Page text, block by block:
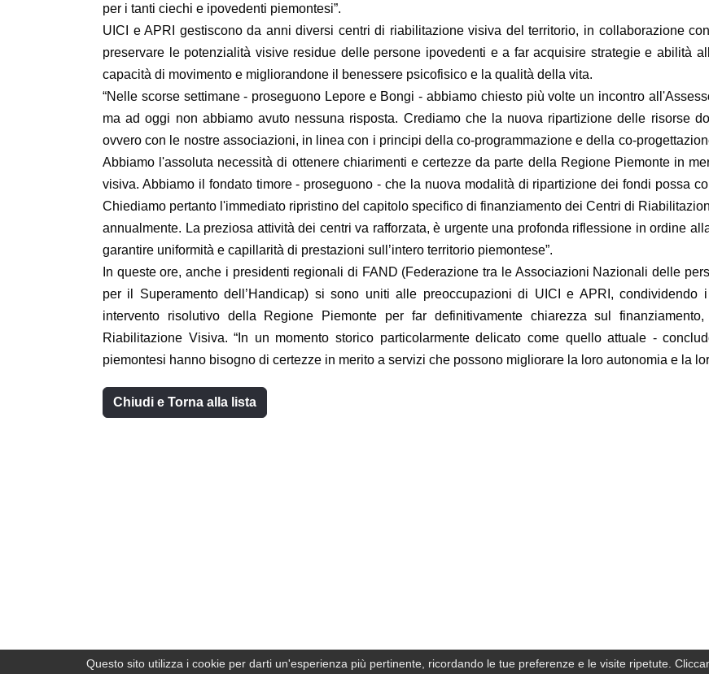
per i tanti ciechi e ipovedenti piemontesi”.
UICI e APRI gestiscono da anni diversi centri di riabilitazione visiva del territorio, in collaborazione
preservare le potenzialità visive residue delle persone ipovedenti e a far acquisire strategie e abilità
capacità di movimento e migliorandone il benessere psicofisico e la qualità della vita.
“Nelle scorse settimane - proseguono Lepore e Bongi - abbiamo chiesto più volte un incontro
ma ad oggi non abbiamo avuto nessuna risposta. Crediamo che la nuova ripartizione delle risorse
ovvero con le nostre associazioni, in linea con i principi della co-programmazione e della co-
Abbiamo l'assoluta necessità di ottenere chiarimenti e certezze da parte della Regione Piemonte in
visiva. Abbiamo il fondato timore - proseguono - che la nuova modalità di ripartizione dei fondi possa
Chiediamo pertanto l'immediato ripristino del capitolo specifico di finanziamento dei Centri di
annualmente. La preziosa attività dei centri va rafforzata, è urgente una profonda riflessione in ordine
garantire uniformità e capillarità di prestazioni sull’intero territorio piemontese”.
In queste ore, anche i presidenti regionali di FAND (Federazione tra le Associazioni Nazionali delle
per il Superamento dell’Handicap) si sono uniti alle preoccupazioni di UICI e APRI,
intervento risolutivo della Regione Piemonte per far definitivamente chiarezza sul
Riabilitazione Visiva. “In un momento storico particolarmente delicato come quello attuale -
piemontesi hanno bisogno di certezze in merito a servizi che possono migliorare la loro autonomia e la
Chiudi e Torna alla lista
Questo sito utilizza i cookie per darti un'esperienza più pertinente, ricordando le tue preferenze e le visite ripetute.